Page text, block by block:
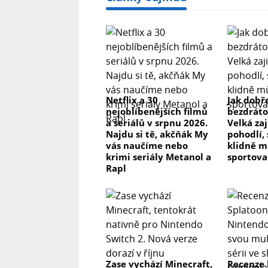
Netflix a 30
nejoblíbenějších filmů
a seriálů v srpnu 2026.
Najdu si tě, akčňák My
vás naučíme nebo
krimi seriály Metanol a
Rapl
Jak
Velká
pohodlí,
klidně
Zase vychází Minecraft,